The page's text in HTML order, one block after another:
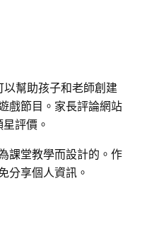
幫助孩子和老師創建
戲節目。家長評論網站
評價。
課堂教學而設計的。作
分享個人資訊。